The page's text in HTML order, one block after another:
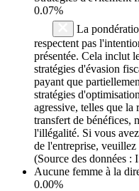
0.07%
La
respectent pas
présentée. Cela inclut
stratégies d'évasion
payant que
stratégies
agressive, telles que la
transfert de bénéfices,
l'illégalité. Si vous
de l'entreprise,
(Source des données :
Aucune femme à la
0.00%